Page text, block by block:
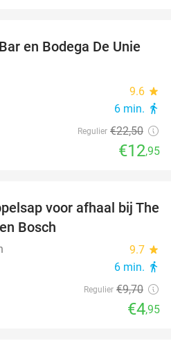
42%
en Bodega De Unie
9.6 star
6 min. directions_walk
Regulier €22,50
€12,95
49%
voor afhaal bij The
Bosch
9.7 star
6 min. directions_walk
Regulier €9,70
€4,95